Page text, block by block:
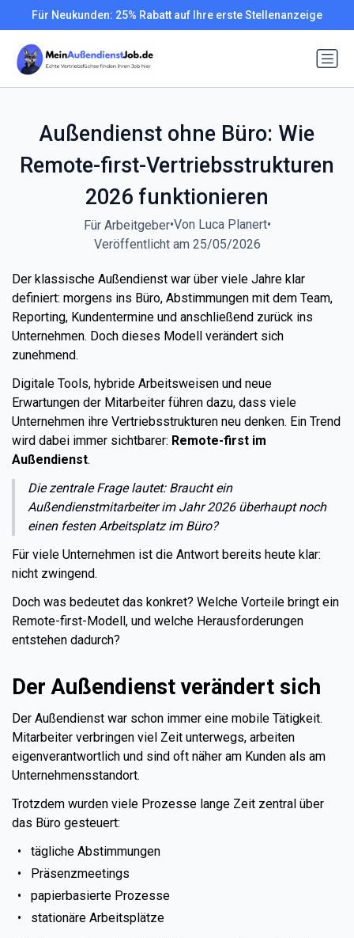
Für Neukunden: 25% Rabatt auf Ihre erste Stellenanzeige
Außendienst ohne Büro: Wie
Remote-first-Vertriebsstrukturen
2026 funktionieren
Für Arbeitgeber•Von Luca Planert•
Veröffentlicht am 25/05/2026
Der klassische Außendienst war über viele Jahre klar
definiert: morgens ins Büro, Abstimmungen mit dem Team,
Reporting, Kundentermine und anschließend zurück ins
Unternehmen. Doch dieses Modell verändert sich
zunehmend.
Digitale Tools, hybride Arbeitsweisen und neue
Erwartungen der Mitarbeiter führen dazu, dass viele
Unternehmen ihre Vertriebsstrukturen neu denken. Ein Trend
wird dabei immer sichtbarer: Remote-first im
Außendienst.
Die zentrale Frage lautet: Braucht ein
Außendienstmitarbeiter im Jahr 2026 überhaupt noch
einen festen Arbeitsplatz im Büro?
Für viele Unternehmen ist die Antwort bereits heute klar:
nicht zwingend.
Doch was bedeutet das konkret? Welche Vorteile bringt ein
Remote-first-Modell, und welche Herausforderungen
entstehen dadurch?
Der Außendienst verändert sich
Der Außendienst war schon immer eine mobile Tätigkeit.
Mitarbeiter verbringen viel Zeit unterwegs, arbeiten
eigenverantwortlich und sind oft näher am Kunden als am
Unternehmensstandort.
Trotzdem wurden viele Prozesse lange Zeit zentral über
das Büro gesteuert:
tägliche Abstimmungen
Präsenzmeetings
papierbasierte Prozesse
stationäre Arbeitsplätze